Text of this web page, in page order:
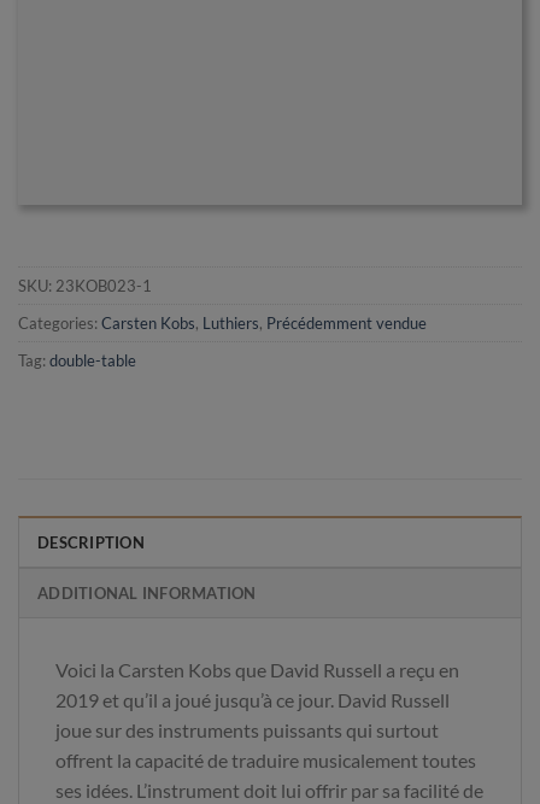
SKU: 23KOB023-1
Categories: Carsten Kobs, Luthiers, Précédemment vendue
Tag: double-table
DESCRIPTION
ADDITIONAL INFORMATION
Voici la Carsten Kobs que David Russell a reçu en
2019 et qu’il a joué jusqu’à ce jour. David Russell
joue sur des instruments puissants qui surtout
offrent la capacité de traduire musicalement toutes
ses idées. L’instrument doit lui offrir par sa facilité de